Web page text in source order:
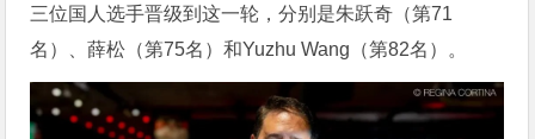
三位国人选手晋级到这一轮，分别是朱跃奇（第71
名）、薛松（第75名）和Yuzhu Wang（第82名）。